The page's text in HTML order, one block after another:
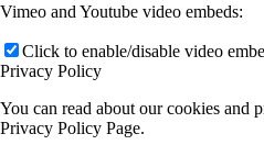
Vimeo and Youtube video embeds:
Click to enable/disable video
Privacy Policy
You can read about our cookies and
Privacy Policy Page.